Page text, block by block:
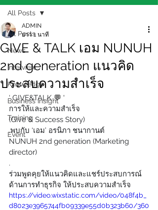
All Posts
News
Interview
Knowledge
Business Insight
Training
Event
All Posts
GIVE & TALK เอม NUNUH
2nd generation แนวคิด
ประสบความสำเร็จ
ADMIN
ยาว 1 นาที
‘ GIVE&TALK 💬 ‘
การให้และความสำเร็จ
(Give & Success Story)
.พบกับ ‘เอม’ อรนิภา ชนากานต์
NUNUH 2nd generation (Marketing
director)
.
ร่วมพูดคุยให้แนวคิดและแชร์ประสบการณ์
ด้านการทำธุรกิจ ให้ประสบความสำเร็จ
https://video.wixstatic.com/video/048f4b_
d8023e3965744fb09339e55d0b323b60/360